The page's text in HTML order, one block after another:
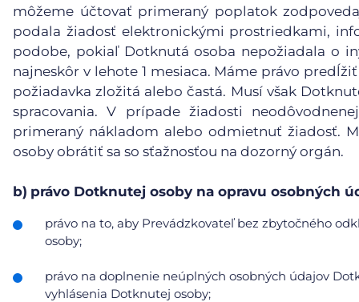
môžeme účtovať primeraný poplatok
podala žiadosť elektronickými prostriedkami,
podobe, pokiaľ Dotknutá osoba nepožiadala o
najneskôr v lehote 1 mesiaca. Máme právo
požiadavka zložitá alebo častá. Musí však
spracovania. V prípade žiadosti
primeraný nákladom alebo odmietnuť žiadosť.
osoby obrátiť sa so sťažnosťou na dozorný orgán.
b) právo Dotknutej osoby na opravu osobných
právo na to, aby Prevádzkovateľ bez zbytočného
osoby;
právo na doplnenie neúplných osobných údajov
vyhlásenia Dotknutej osoby;